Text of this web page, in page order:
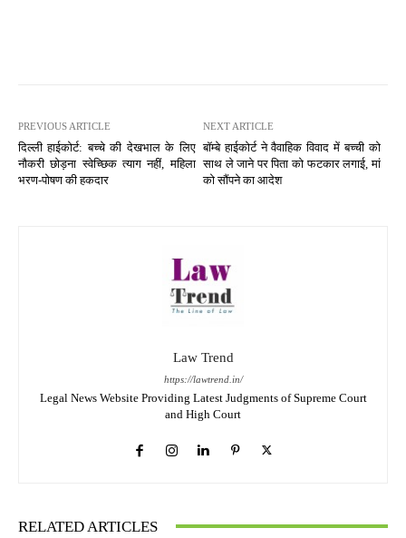
PREVIOUS ARTICLE
दिल्ली हाईकोर्ट: बच्चे की देखभाल के लिए
नौकरी छोड़ना स्वेच्छिक त्याग नहीं, महिला
भरण-पोषण की हकदार
NEXT ARTICLE
बॉम्बे हाईकोर्ट ने वैवाहिक विवाद में बच्ची को
साथ ले जाने पर पिता को फटकार लगाई, मां
को सौंपने का आदेश
Law Trend
https://lawtrend.in/
Legal News Website Providing Latest Judgments of Supreme Court
and High Court
RELATED ARTICLES